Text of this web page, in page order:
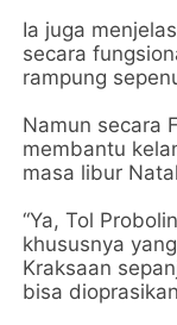
Ia juga
secara
rampung
Namun secara
membantu
masa libur
“Ya, Tol
khususnya
Kraksaan
bisa